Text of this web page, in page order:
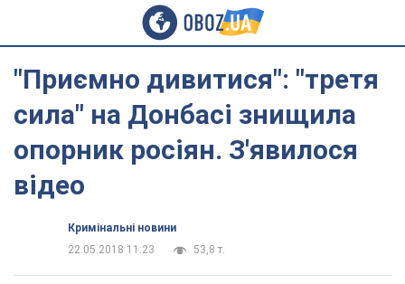
"Приємно дивитися": "третя
сила" на Донбасі знищила
опорник росіян. З'явилося
відео
Кримінальні новини
22.05.2018 11:23
53,8 т.